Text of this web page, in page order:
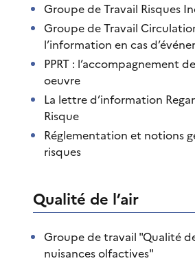
Groupe de Travail Risques
Groupe de Travail
l’information en cas
PPRT : l’accompagnement
oeuvre
La lettre d’information
Risque
Réglementation et notions
risques
Qualité de l’air
Groupe de travail "Qualité
nuisances olfactives"